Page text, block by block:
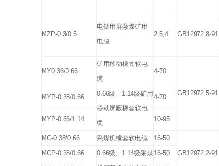
MZP-0.3/0.5
电钻用屏蔽煤矿用
电缆
2.5,4 GB12972.8-91
MY0.38/0.66
矿用移动橡套软电
缆
4-70
GB12972.5-91
MYP-0.38/0.66 0.66级、 1.14级矿用
移动屏蔽橡套软电
缆
4-70
MYP-0.66/1.14 10-95
MC-0.38/0.66 采煤机橡套软电缆 16-50
GB12972.2-91
MCP-0.38/0.66 0.66级、 1.14级采煤 16-50